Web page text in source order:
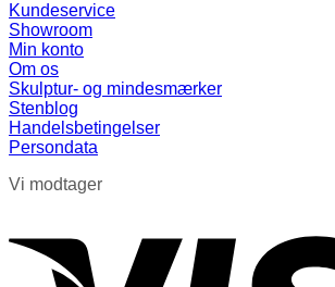
Kundeservice
Showroom
Min konto
Om os
Skulptur- og mindesmærker
Stenblog
Handelsbetingelser
Persondata
Vi modtager